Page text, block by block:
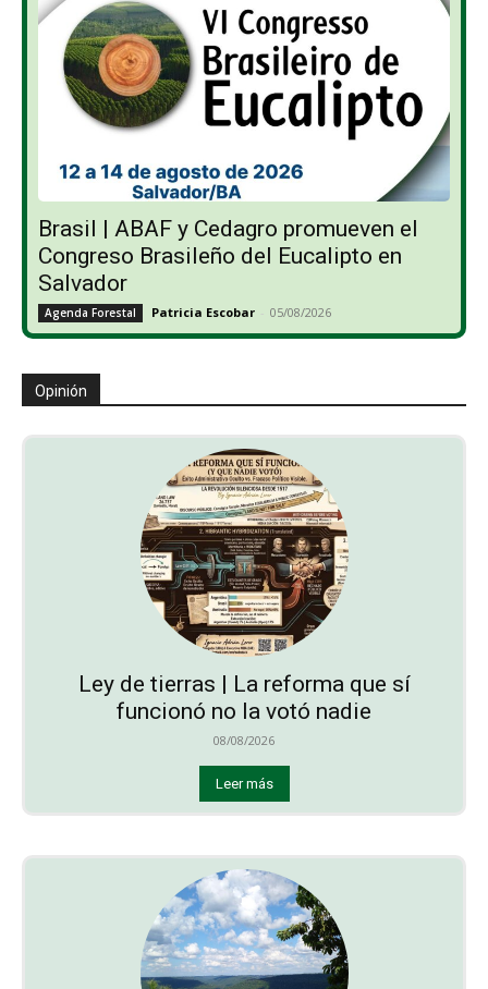
Brasil | ABAF y Cedagro promueven el
Congreso Brasileño del Eucalipto en
Salvador
Agenda Forestal Patricia Escobar - 05/08/2026
Opinión
Ley de tierras | La reforma que sí
funcionó no la votó nadie
08/08/2026
Leer más